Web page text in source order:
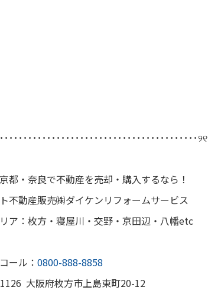
･････････････････････････････････････････୨୧
都・奈良で不動産を売却・購入するなら！
不動産販売㈱ダイケンリフォームサービス
ア：枚方・寝屋川・交野・京田辺・八幡etc
ール： 0800-888-8858
大阪府枚方市上島東町20-12